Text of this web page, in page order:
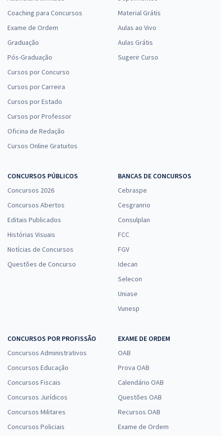
Coaching para Concursos
Exame de Ordem
Graduação
Pós-Graduação
Cursos por Concurso
Cursos por Carreira
Cursos por Estado
Cursos por Professor
Oficina de Redação
Cursos Online Gratuitos
Material Grátis
Aulas ao Vivo
Aulas Grátis
Sugerir Curso
CONCURSOS PÚBLICOS
Concursos 2026
Concursos Abertos
Editais Publicados
Histórias Visuais
Notícias de Concursos
Questões de Concurso
BANCAS DE CONCURSOS
Cebraspe
Cesgranrio
Consulplan
FCC
FGV
Idecan
Selecon
Uniase
Vunesp
CONCURSOS POR PROFISSÃO
Concursos Administrativos
Concursos Educação
Concursos Fiscais
Concursos Jurídicos
Concursos Militares
Concursos Policiais
EXAME DE ORDEM
OAB
Prova OAB
Calendário OAB
Questões OAB
Recursos OAB
Exame de Ordem